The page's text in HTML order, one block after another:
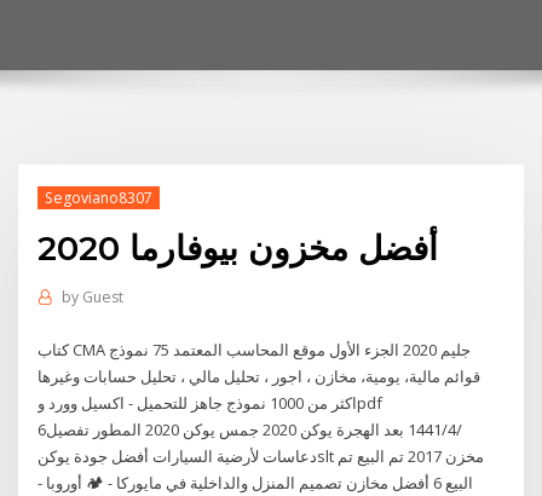
Segoviano8307
أفضل مخزون بيوفارما 2020
by Guest
كتاب CMA جليم 2020 الجزء الأول موقع المحاسب المعتمد 75 نموذج
قوائم مالية، يومية، مخازن ، اجور ، تحليل مالي ، تحليل حسابات وغيرها
اكثر من 1000 نموذج جاهز للتحميل - اكسيل وورد وpdf
6‏‏/4‏‏/1441 بعد الهجرة يوكن 2020 جمس يوكن 2020 المطور تفصيل
دعاسات لأرضية السيارات أفضل جودة يوكنslt مخزن 2017 تم البيع تم
البيع 6 أفضل مخازن تصميم المنزل والداخلية في مايوركا - 🏕 أوروبا -